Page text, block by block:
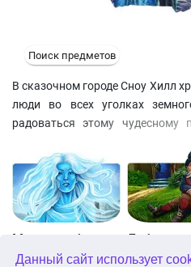
Данный сайт использует
Поиск предметов
В сказочном городе Сноу Хилл
люди во всех уголках
радоваться этому чудесному
решила наслать на город
решая головоломки и проходя